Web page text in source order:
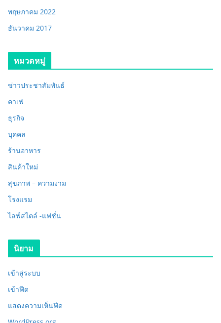
พฤษภาคม 2022
ธันวาคม 2017
หมวดหมู่
ข่าวประชาสัมพันธ์
คาเฟ่
ธุรกิจ
บุคคล
ร้านอาหาร
สินค้าใหม่
สุขภาพ – ความงาม
โรงแรม
ไลฟ์สไตล์ -แฟชั่น
นิยาม
เข้าสู่ระบบ
เข้าฟีด
แสดงความเห็นฟีด